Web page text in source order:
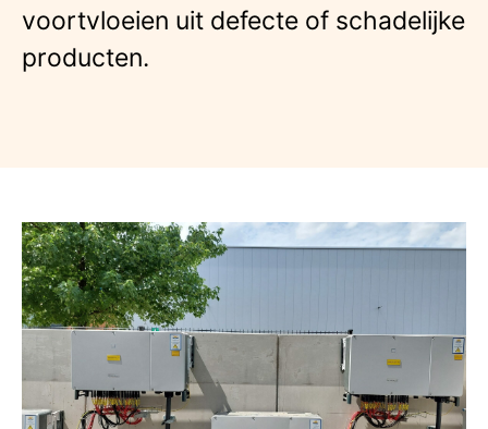
voortvloeien uit defecte of schadelijke
producten.